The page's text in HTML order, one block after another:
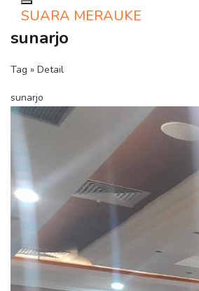
Toggle navigation
SUARA MERAUKE
sunarjo
Tag » Detail
sunarjo